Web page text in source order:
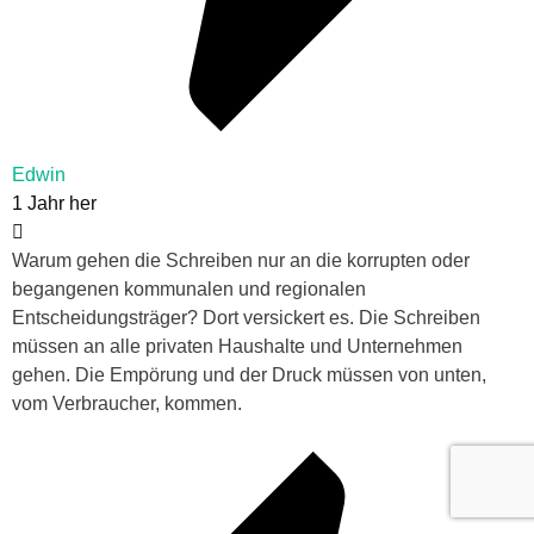
Edwin
1 Jahr her
Warum gehen die Schreiben nur an die korrupten oder
begangenen kommunalen und regionalen
Entscheidungsträger? Dort versickert es. Die Schreiben
müssen an alle privaten Haushalte und Unternehmen
gehen. Die Empörung und der Druck müssen von unten,
vom Verbraucher, kommen.